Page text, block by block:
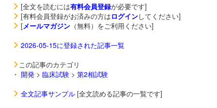
[全文を読むには有料会員登録が必要です]
[有料会員登録がお済みの方はログインしてください]
[メールマガジン （無料）をご利用ください]
2026-05-15に登録された記事一覧
この記事のカテゴリ
・ 開発 > 臨床試験 > 第2相試験
全文記事サンプル [全文読める記事の一覧です]